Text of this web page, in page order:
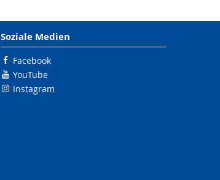
Soziale Medien
Facebook
YouTube
Instagram